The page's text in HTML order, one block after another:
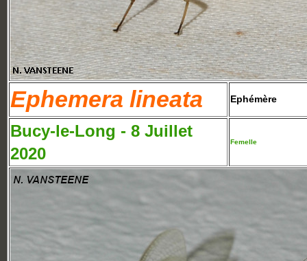
Ephemera lineata Ephémère
Bucy-le-Long - 8 Juillet
2020
Femelle